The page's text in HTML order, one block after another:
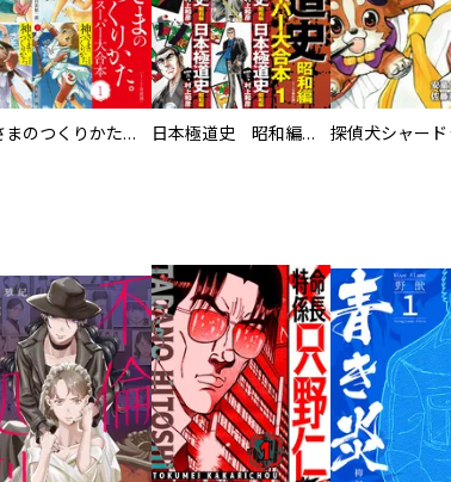
神さまのつくりかた。スーパー大合本 日本極道史 昭和編 スーパー大合本